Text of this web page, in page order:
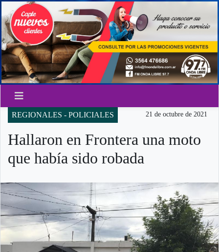
REGIONALES - POLICIALES 21 de octubre de 2021
Hallaron en Frontera una moto
que había sido robada